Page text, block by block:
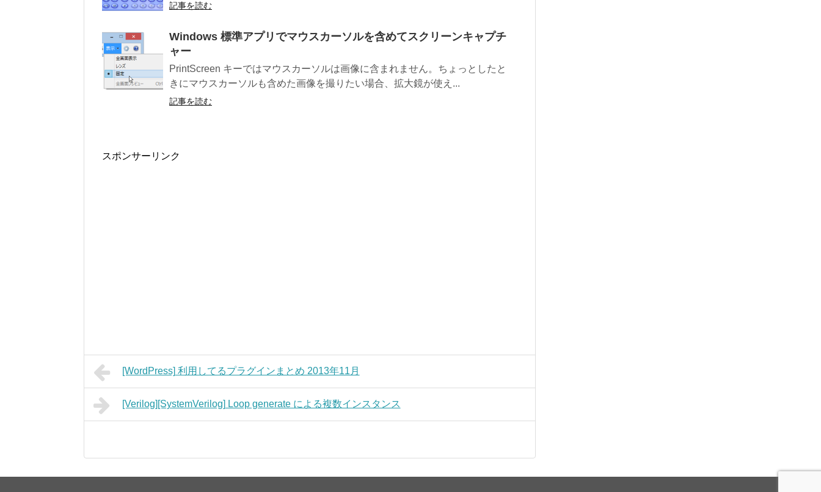
記事を読む
Windows 標準アプリでマウスカーソルを含めてスクリーンキャプチ
ャー
PrintScreen キーではマウスカーソルは画像に含まれません。ちょっとしたと
きにマウスカーソルも含めた画像を撮りたい場合、拡大鏡が使え...
記事を読む
スポンサーリンク
[WordPress] 利用してるプラグインまとめ 2013年11月
[Verilog][SystemVerilog] Loop generate による複数インスタンス